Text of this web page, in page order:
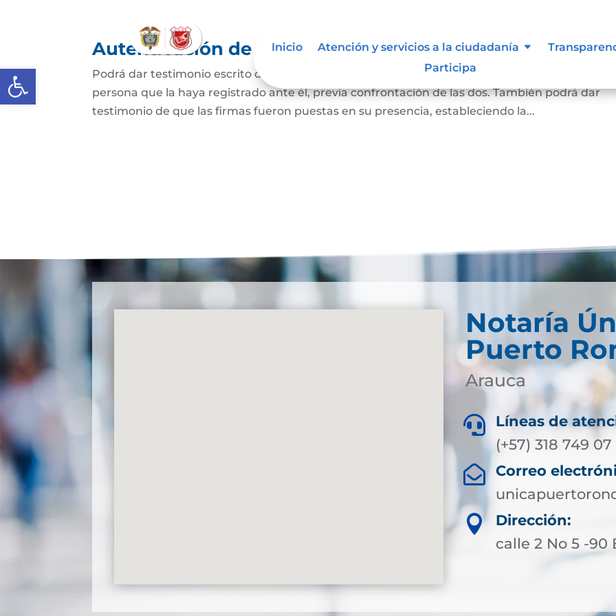
Abrir barra de herramientas
Inicio Atención y servicios a la ciudadanía
Participa
Autenticación de Firma
Podrá dar testimonio escrito de que la firma puesta en un documento corresponde a la de la
persona que la haya registrado ante él, previa confrontación de las dos. También podrá dar
testimonio de que las firmas fueron puestas en su presencia, estableciendo la...
Notaría
Puerto
Arauca

Líneas de
(+57) 318 749

Correo

Dirección:
calle 2 No 5 -90